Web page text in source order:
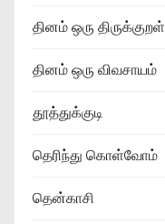
தினம் ஒரு திருக்குறள்
தினம் ஒரு விவசாயம்
தூத்துக்குடி
தெரிந்து கொள்வோம்
தென்காசி